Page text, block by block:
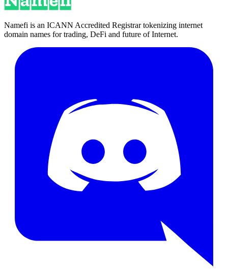
Namefi is an ICANN Accredited Registrar tokenizing internet
domain names for trading, DeFi and future of Internet.